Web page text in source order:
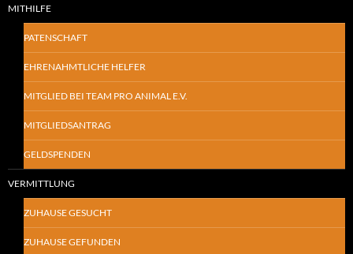
MITHILFE
PATENSCHAFT
EHRENAHMTLICHE HELFER
MITGLIED BEI TEAM PRO ANIMAL E.V.
MITGLIEDSANTRAG
GELDSPENDEN
VERMITTLUNG
ZUHAUSE GESUCHT
ZUHAUSE GEFUNDEN